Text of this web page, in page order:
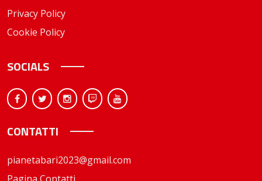
Privacy Policy
Cookie Policy
SOCIALS
CONTATTI
pianetabari2023@gmail.com